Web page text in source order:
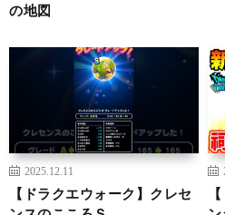
の地図
2025.12.11
【ドラクエウォーク】クレセ